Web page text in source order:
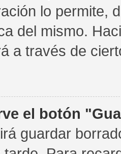
lo permite,
del mismo.
a través de
el botón
guardar